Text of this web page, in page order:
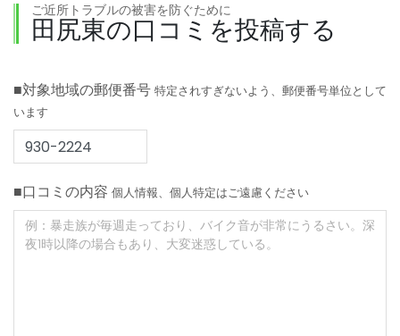
ご近所トラブルの被害を防ぐために
田尻東の口コミを投稿する
■対象地域の郵便番号 特定されすぎないよう、郵便番号単位として
います
■口コミの内容 個人情報、個人特定はご遠慮ください